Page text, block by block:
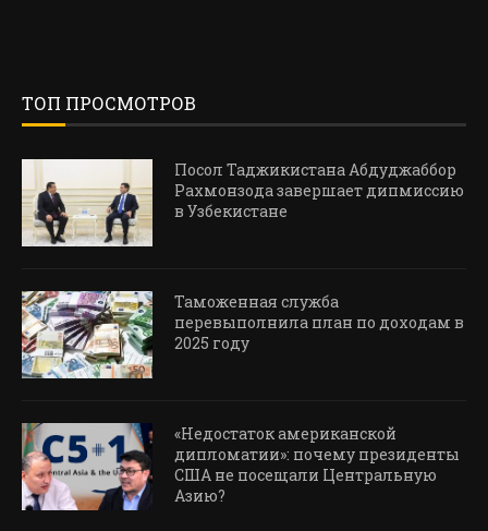
ТОП ПРОСМОТРОВ
Посол Таджикистана Абдуджаббор
Рахмонзода завершает дипмиссию
в Узбекистане
Таможенная служба
перевыполнила план по доходам в
2025 году
«Недостаток американской
дипломатии»: почему президенты
США не посещали Центральную
Азию?